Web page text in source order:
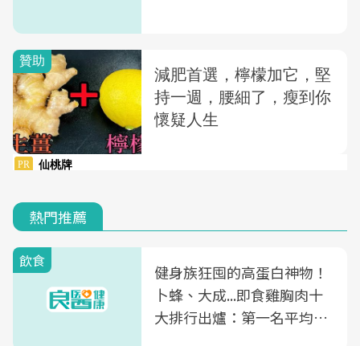
熱門推薦
飲食
健身族狂囤的高蛋白神物！
卜蜂、大成...即食雞胸肉十
大排行出爐：第一名平均一